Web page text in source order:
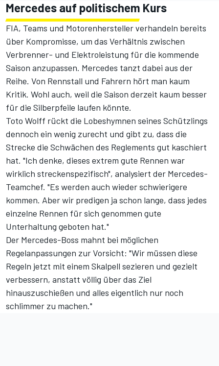
Mercedes auf politischem Kurs
FIA, Teams und Motorenhersteller verhandeln bereits
über Kompromisse, um das Verhältnis zwischen
Verbrenner- und Elektroleistung für die kommende
Saison anzupassen. Mercedes tanzt dabei aus der
Reihe. Von Rennstall und Fahrern hört man kaum
Kritik. Wohl auch, weil die Saison derzeit kaum besser
für die Silberpfeile laufen könnte.
Toto Wolff rückt die Lobeshymnen seines Schützlings
dennoch ein wenig zurecht und gibt zu, dass die
Strecke die Schwächen des Reglements gut kaschiert
hat. "Ich denke, dieses extrem gute Rennen war
wirklich streckenspezifisch", analysiert der Mercedes-
Teamchef. "Es werden auch wieder schwierigere
kommen. Aber wir predigen ja schon lange, dass jedes
einzelne Rennen für sich genommen gute
Unterhaltung geboten hat."
Der Mercedes-Boss mahnt bei möglichen
Regelanpassungen zur Vorsicht: "Wir müssen diese
Regeln jetzt mit einem Skalpell sezieren und gezielt
verbessern, anstatt völlig über das Ziel
hinauszuschießen und alles eigentlich nur noch
schlimmer zu machen."